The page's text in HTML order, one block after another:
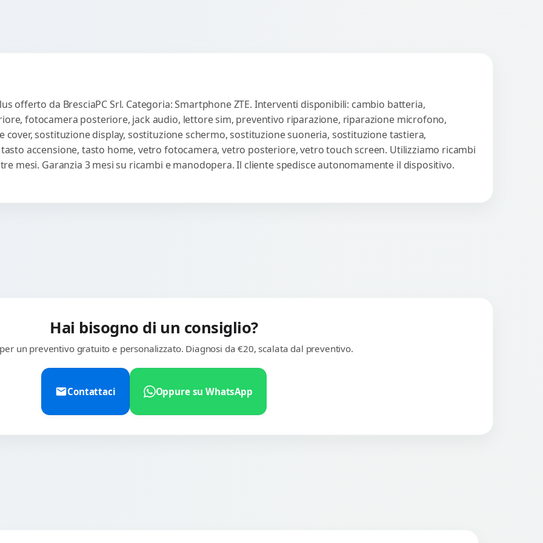
offerto da BresciaPC Srl. Categoria: Smartphone ZTE. Interventi disponibili: cambio batteria,
fotocamera posteriore, jack audio, lettore sim, preventivo riparazione, riparazione microfono,
sostituzione display, sostituzione schermo, sostituzione suoneria, sostituzione tastiera,
accensione, tasto home, vetro fotocamera, vetro posteriore, vetro touch screen. Utilizziamo ricambi
mesi. Garanzia 3 mesi su ricambi e manodopera. Il cliente spedisce autonomamente il dispositivo.
Hai bisogno di un consiglio?
un preventivo gratuito e personalizzato. Diagnosi da €20, scalata dal preventivo.
Contattaci Oppure su WhatsApp